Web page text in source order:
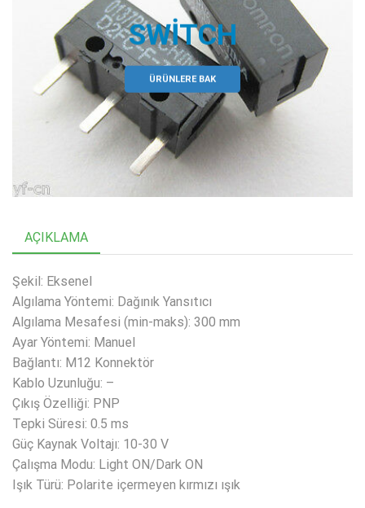
SWITCH
ÜRÜNLERE BAK
AÇIKLAMA
Şekil: Eksenel
Algılama Yöntemi: Dağınık Yansıtıcı
Algılama Mesafesi (min-maks): 300 mm
Ayar Yöntemi: Manuel
Bağlantı: M12 Konnektör
Kablo Uzunluğu: –
Çıkış Özelliği: PNP
Tepki Süresi: 0.5 ms
Güç Kaynak Voltajı: 10-30 V
Çalışma Modu: Light ON/Dark ON
Işık Türü: Polarite içermeyen kırmızı ışık